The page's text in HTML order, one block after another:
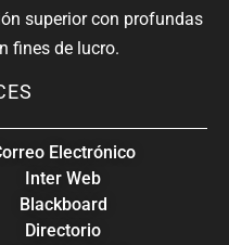
superior con profundas
fines de lucro.
Electrónico
Inter Web
Blackboard
Directorio